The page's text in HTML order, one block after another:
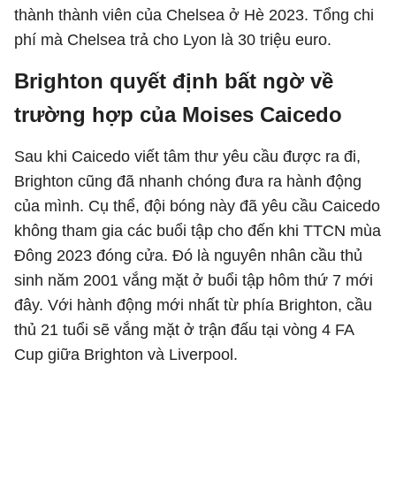
thành thành viên của Chelsea ở Hè 2023. Tổng chi
phí mà Chelsea trả cho Lyon là 30 triệu euro.
Brighton quyết định bất ngờ về
trường hợp của Moises Caicedo
Sau khi Caicedo viết tâm thư yêu cầu được ra đi,
Brighton cũng đã nhanh chóng đưa ra hành động
của mình. Cụ thể, đội bóng này đã yêu cầu Caicedo
không tham gia các buổi tập cho đến khi TTCN mùa
Đông 2023 đóng cửa. Đó là nguyên nhân cầu thủ
sinh năm 2001 vắng mặt ở buổi tập hôm thứ 7 mới
đây. Với hành động mới nhất từ phía Brighton, cầu
thủ 21 tuổi sẽ vắng mặt ở trận đấu tại vòng 4 FA
Cup giữa Brighton và Liverpool.